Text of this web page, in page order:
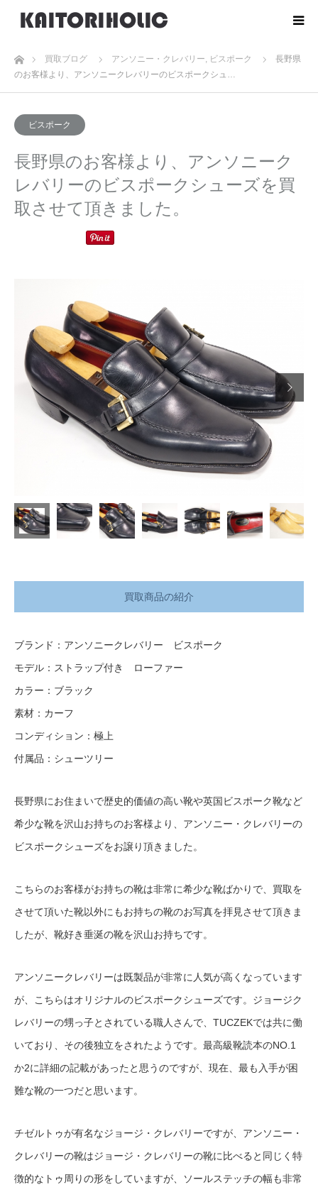
ホーム買取ブログ アンソニー・クレバリー, ビスポーク
長野県
のお客様より、アンソニークレバリーのビスポークシュ…
ビスポーク
長野県のお客様より、アンソニーク
レバリーのビスポークシューズを買
取させて頂きました。

買取商品の紹介
ブランド：アンソニークレバリー ビスポーク
モデル：ストラップ付き ローファー
カラー：ブラック
素材：カーフ
コンディション：極上
付属品：シューツリー
長野県にお住まいで歴史的価値の高い靴や英国ビスポーク靴など
希少な靴を沢山お持ちのお客様より、アンソニー・クレバリーの
ビスポークシューズをお譲り頂きました。
こちらのお客様がお持ちの靴は非常に希少な靴ばかりで、買取を
させて頂いた靴以外にもお持ちの靴のお写真を拝見させて頂きま
したが、靴好き垂涎の靴を沢山お持ちです。
アンソニークレバリーは既製品が非常に人気が高くなっています
が、こちらはオリジナルのビスポークシューズです。ジョージク
レバリーの甥っ子とされている職人さんで、TUCZEKでは共に働
いており、その後独立をされたようです。最高級靴読本のNO.1
か2に詳細の記載があったと思うのですが、現在、最も入手が困
難な靴の一つだと思います。
チゼルトゥが有名なジョージ・クレバリーですが、アンソニー・
クレバリーの靴はジョージ・クレバリーの靴に比べると同じく特
徴的なトゥ周りの形をしていますが、ソールステッチの幅も非常